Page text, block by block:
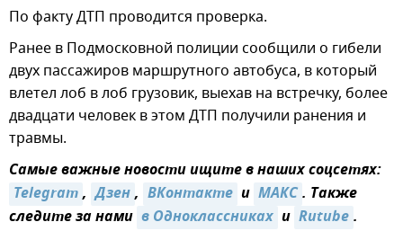
По факту ДТП проводится проверка.
Ранее в Подмосковной полиции сообщили о гибели
двух пассажиров маршрутного автобуса, в который
влетел лоб в лоб грузовик, выехав на встречку, более
двадцати человек в этом ДТП получили ранения и
травмы.
Самые важные новости ищите в наших соцсетях:
Telegram, Дзен, ВКонтакте и МАКС. Также
следите за нами в Одноклассниках и Rutube.